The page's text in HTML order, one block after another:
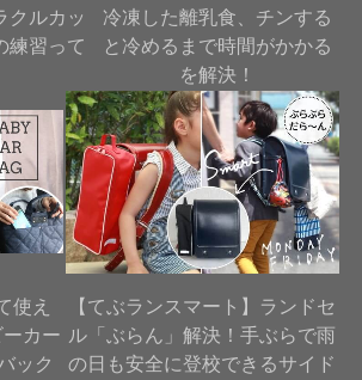
クルカッ
練習って
冷凍した離乳食、チンする
と冷めるまで時間がかかる
を解決！
使え
カー
ック
【てぶランスマート】ランドセ
ル「ぶらん」解決！手ぶらで雨
の日も安全に登校できるサイド